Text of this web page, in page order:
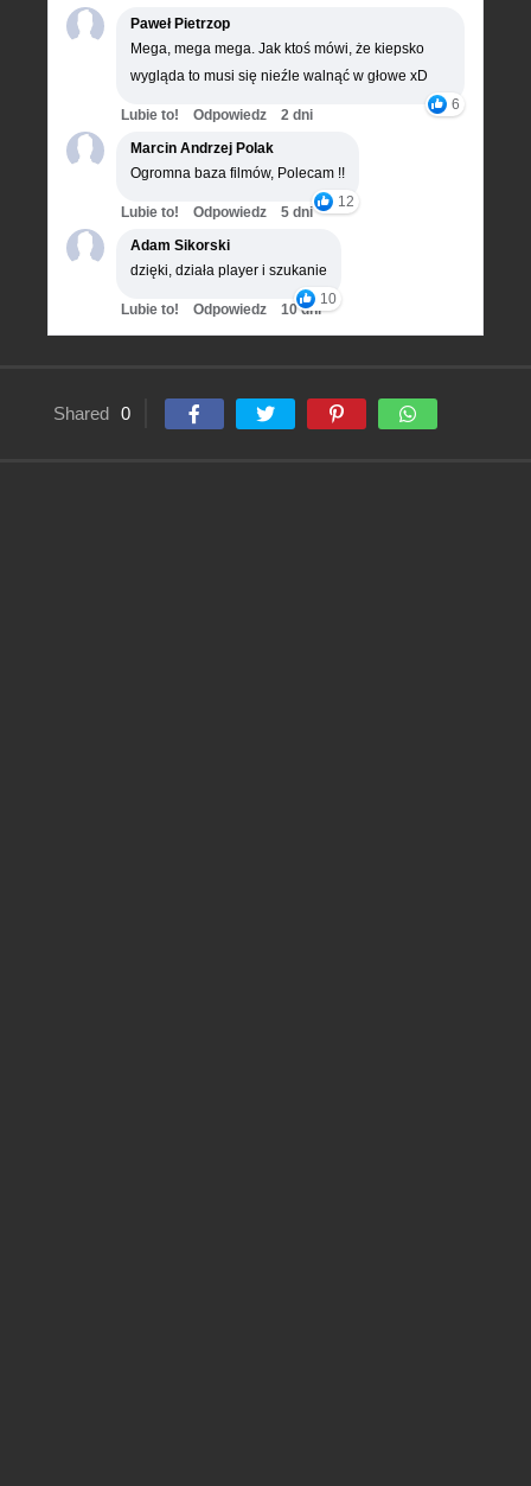
Paweł Pietrzop
Mega, mega mega. Jak ktoś mówi, że kiepsko
wygląda to musi się nieźle walnąć w głowe xD
6
Lubie to! Odpowiedz
2 dni
Marcin Andrzej Polak
Ogromna baza filmów, Polecam !!
12
Lubie to! Odpowiedz
5 dni
Adam Sikorski
dzięki, działa player i szukanie
10
Lubie to! Odpowiedz 10 dni
Shared 0